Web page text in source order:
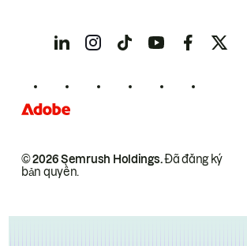
© 2026 Semrush Holdings.Đã đăng ký
bản quyền.